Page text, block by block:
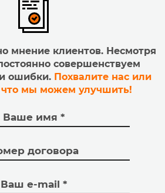
мнение клиентов. Несмотря
совершенствуем
ошибки. Похвалите нас или
что мы можем улучшить!